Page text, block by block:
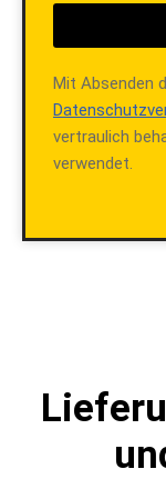
Mit Absenden
vertraulich
verwendet.